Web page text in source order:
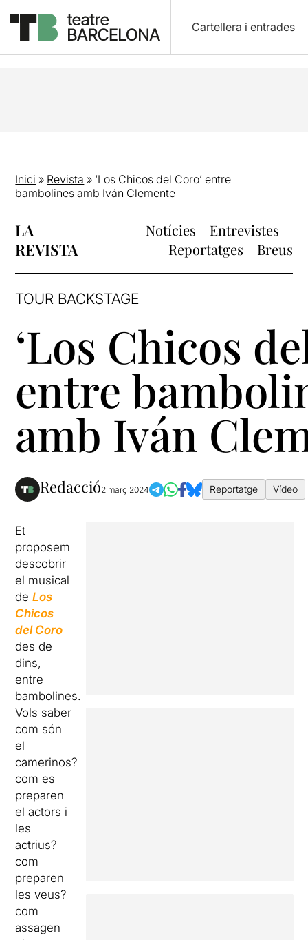
Cartellera i entrades
Inici » Revista » ‘Los Chicos del Coro’ entre
bambolines amb Iván Clemente
LA
REVISTA
Notícies
Entrevistes
Reportatges
Breus
TOUR BACKSTAGE
‘Los Chicos
entre
amb Iván
Redacció2 març 2024 Reportatge Vídeo
Et
proposem
descobrir
el musical
deLos
Chicos
del Coro
des de
dins,
entre
bambolines.
Vols saber
com són
el
camerinos?
com es
preparen
el actors i
les
actrius?
com
preparen
les veus?
com
assagen